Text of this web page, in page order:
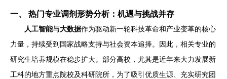
一、 热门专业调剂形势分析：机遇与挑战并存
人工智能与大数据作为驱动新一轮科技革命和产业变革的核心
力量，持续受到国家战略支持与社会资本追捧。因此，相关专业的
研究生培养规模在稳步扩大。部分高校，尤其是近年来大力发展新
工科的地方重点院校及科研院所，为了吸引优质生源、充实研究团